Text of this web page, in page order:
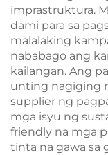
imprastruktura.
dami para sa
malalaking
nababago ang
kailangan. Ang
unting nagiging
supplier ng
mga isyu ng
friendly na mga
tinta na gawa sa